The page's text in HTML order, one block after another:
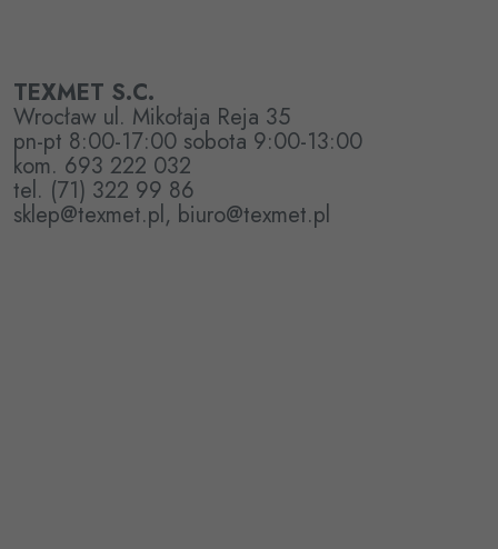
TEXMET S.C.
Wrocław ul. Mikołaja Reja 35
pn-pt 8:00-17:00 sobota 9:00-13:00
kom. 693 222 032
tel. (71) 322 99 86
sklep@texmet.pl, biuro@texmet.pl